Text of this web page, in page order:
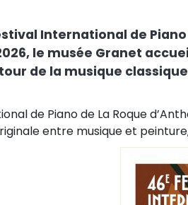
International de
le musée Granet
de la musique
de Piano de La Roque
entre musique et